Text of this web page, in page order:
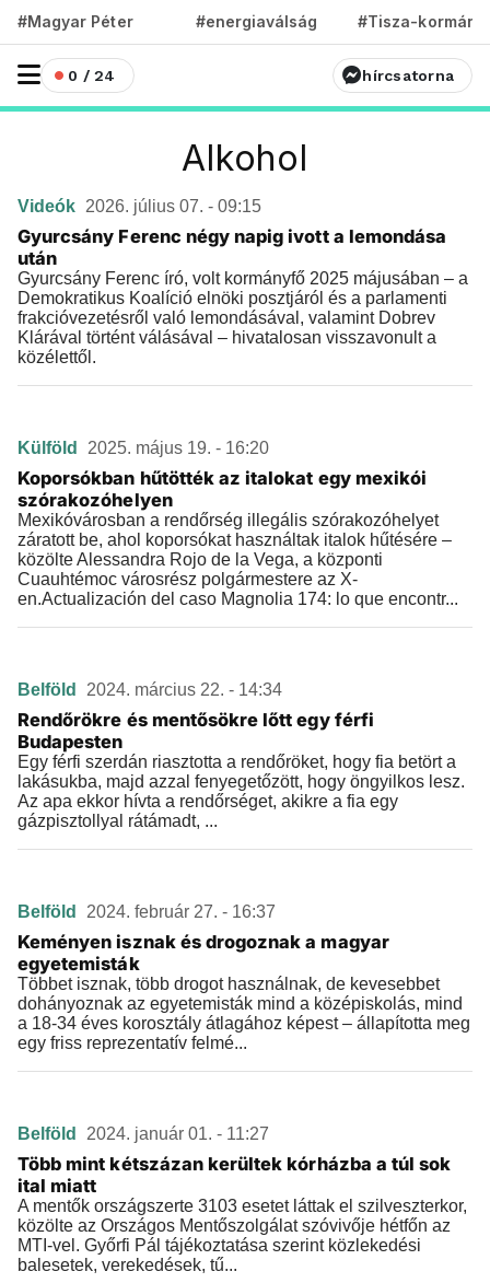
#Magyar Péter #energiaválság #Tisza-kormány
0 / 24 hírcsatorna
Alkohol
Videók 2026. július 07. - 09:15
Gyurcsány Ferenc négy napig ivott a lemondása
után
Gyurcsány Ferenc író, volt kormányfő 2025 májusában – a
Demokratikus Koalíció elnöki posztjáról és a parlamenti
frakcióvezetésről való lemondásával, valamint Dobrev
Klárával történt válásával – hivatalosan visszavonult a
közélettől.
Külföld 2025. május 19. - 16:20
Koporsókban hűtötték az italokat egy mexikói
szórakozóhelyen
Mexikóvárosban a rendőrség illegális szórakozóhelyet
záratott be, ahol koporsókat használtak italok hűtésére –
közölte Alessandra Rojo de la Vega, a központi
Cuauhtémoc városrész polgármestere az X-
en.Actualización del caso Magnolia 174: lo que encontr...
Belföld 2024. március 22. - 14:34
Rendőrökre és mentősökre lőtt egy férfi
Budapesten
Egy férfi szerdán riasztotta a rendőröket, hogy fia betört a
lakásukba, majd azzal fenyegetőzött, hogy öngyilkos lesz.
Az apa ekkor hívta a rendőrséget, akikre a fia egy
gázpisztollyal rátámadt, ...
Belföld 2024. február 27. - 16:37
Keményen isznak és drogoznak a magyar
egyetemisták
Többet isznak, több drogot használnak, de kevesebbet
dohányoznak az egyetemisták mind a középiskolás, mind
a 18-34 éves korosztály átlagához képest – állapította meg
egy friss reprezentatív felmé...
Belföld 2024. január 01. - 11:27
Több mint kétszázan kerültek kórházba a túl sok
ital miatt
A mentők országszerte 3103 esetet láttak el szilveszterkor,
közölte az Országos Mentőszolgálat szóvivője hétfőn az
MTI-vel. Győrfi Pál tájékoztatása szerint közlekedési
balesetek, verekedések, tű...